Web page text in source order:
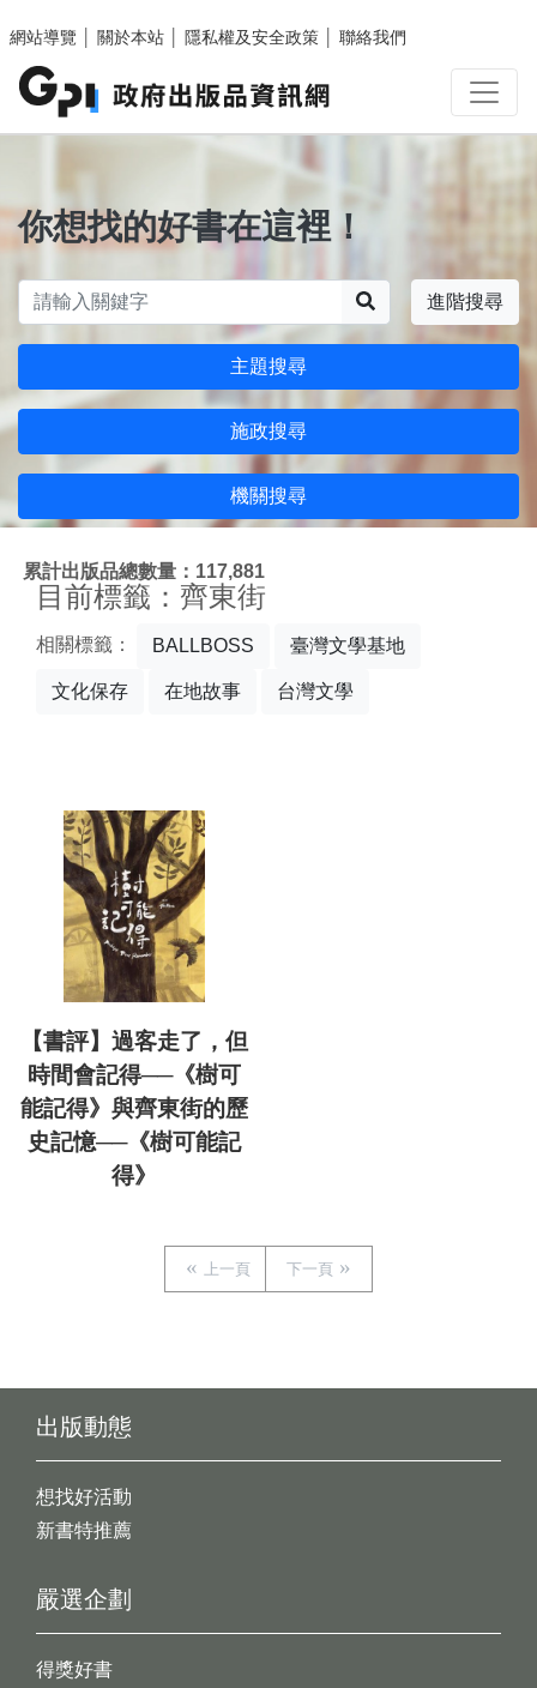
網站導覽
關於本站 隱私權及安全政策 聯絡我們
你想找的好書在這裡！
進階搜尋
主題搜尋
施政搜尋
機關搜尋
累計出版品總數量：117,881
目前標籤：齊東街
相關標籤： BALLBOSS 臺灣文學基地
文化保存 在地故事 台灣文學
【書評】過客走了，但
時間會記得──《樹可
能記得》與齊東街的歷
史記憶──《樹可能記
得》
上一頁 下一頁
出版動態
想找好活動
新書特推薦
嚴選企劃
得獎好書